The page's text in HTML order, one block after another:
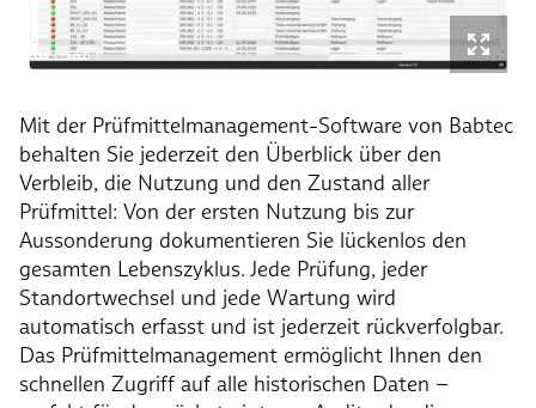
Mit der Prüfmittelmanagement-Software von Babtec
behalten Sie jederzeit den Überblick über den
Verbleib, die Nutzung und den Zustand aller
Prüfmittel: Von der ersten Nutzung bis zur
Aussonderung dokumentieren Sie lückenlos den
gesamten Lebenszyklus. Jede Prüfung, jeder
Standortwechsel und jede Wartung wird
automatisch erfasst und ist jederzeit rückverfolgbar.
Das Prüfmittelmanagement ermöglicht Ihnen den
schnellen Zugriff auf alle historischen Daten –